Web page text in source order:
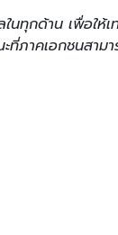
นทุกด้าน เพื่อใ
าคเอกชนสาม